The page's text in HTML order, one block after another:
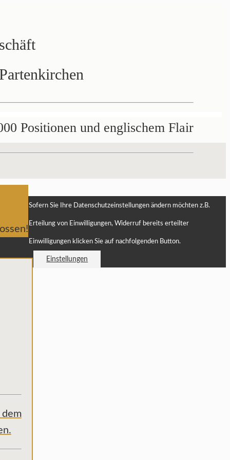
Positionen und englischem Flair
Sofern Sie Ihre Datenschutzeinstellungen ändern möchten z.B.
Erteilung von Einwilligungen, Widerruf bereits erteilter
Einwilligungen klicken Sie auf nachfolgenden Button.
Einstellungen